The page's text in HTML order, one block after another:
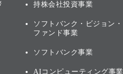
持株会社投資事業
ソフトバンク・ビジョン・
ファンド事業
ソフトバンク事業
AIコンピューティング事業